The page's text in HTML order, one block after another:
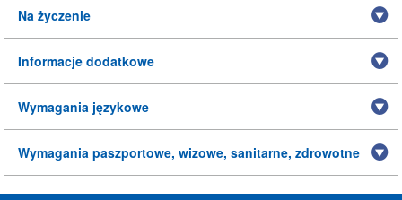
Na życzenie
Informacje dodatkowe
Wymagania językowe
Wymagania paszportowe, wizowe, sanitarne, zdrowotne